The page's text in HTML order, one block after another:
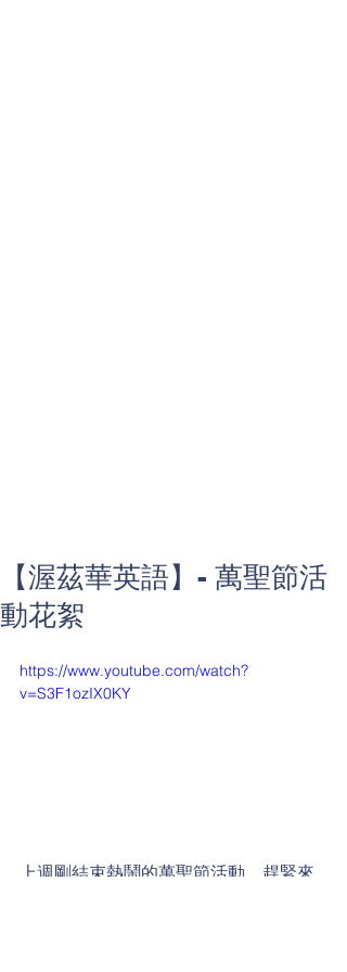
【渥茲華英語】- 萬聖節活
動花絮
https://www.youtube.com/watch?
v=S3F1ozIX0KY
上週剛結束熱鬧的萬聖節活動，趕緊來